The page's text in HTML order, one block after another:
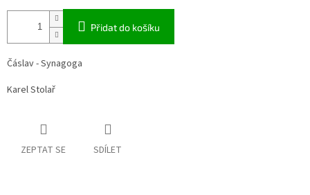
Přidat do košíku
Čáslav - Synagoga
Karel Stolař
ZEPTAT SE SDÍLET